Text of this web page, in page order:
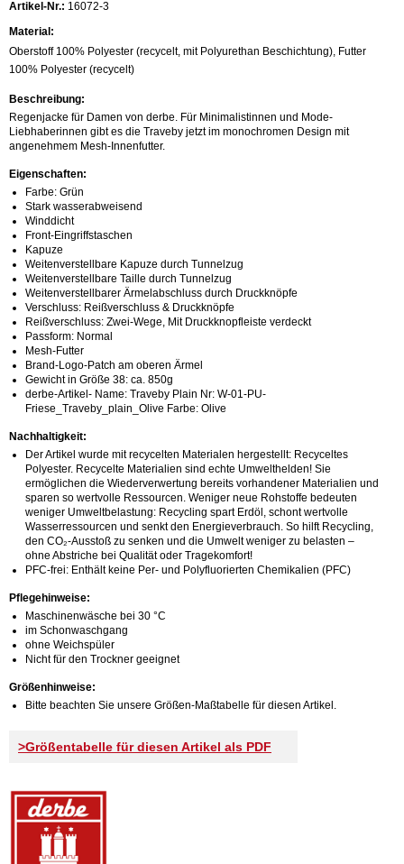
Artikel-Nr.: 16072-3
Material:
Oberstoff 100% Polyester (recycelt, mit Polyurethan Beschichtung), Futter
100% Polyester (recycelt)
Beschreibung:
Regenjacke für Damen von derbe. Für Minimalistinnen und Mode-
Liebhaberinnen gibt es die Traveby jetzt im monochromen Design mit
angenehmem Mesh-Innenfutter.
Eigenschaften:
Farbe: Grün
Stark wasserabweisend
Winddicht
Front-Eingriffstaschen
Kapuze
Weitenverstellbare Kapuze durch Tunnelzug
Weitenverstellbare Taille durch Tunnelzug
Weitenverstellbarer Ärmelabschluss durch Druckknöpfe
Verschluss: Reißverschluss & Druckknöpfe
Reißverschluss: Zwei-Wege, Mit Druckknopfleiste verdeckt
Passform: Normal
Mesh-Futter
Brand-Logo-Patch am oberen Ärmel
Gewicht in Größe 38: ca. 850g
derbe-Artikel- Name: Traveby Plain Nr: W-01-PU-
Friese_Traveby_plain_Olive Farbe: Olive
Nachhaltigkeit:
Der Artikel wurde mit recycelten Materialen hergestellt: Recyceltes
Polyester. Recycelte Materialien sind echte Umwelthelden! Sie
ermöglichen die Wiederverwertung bereits vorhandener Materialien und
sparen so wertvolle Ressourcen. Weniger neue Rohstoffe bedeuten
weniger Umweltbelastung: Recycling spart Erdöl, schont wertvolle
Wasserressourcen und senkt den Energieverbrauch. So hilft Recycling,
den CO₂-Ausstoß zu senken und die Umwelt weniger zu belasten –
ohne Abstriche bei Qualität oder Tragekomfort!
PFC-frei: Enthält keine Per- und Polyfluorierten Chemikalien (PFC)
Pflegehinweise:
Maschinenwäsche bei 30 °C
im Schonwaschgang
ohne Weichspüler
Nicht für den Trockner geeignet
Größenhinweise:
Bitte beachten Sie unsere Größen-Maßtabelle für diesen Artikel.
>Größentabelle für diesen Artikel als PDF